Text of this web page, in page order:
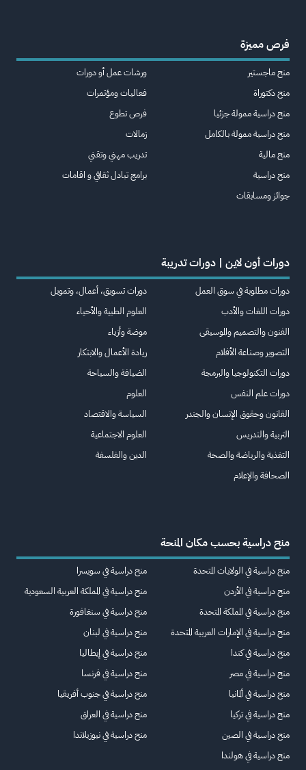
فرص مميزة
منح ماجستير
منح دكتوراة
منح دراسية ممولة جزئيا
منح دراسية ممولة بالكامل
منح مالية
منح دراسية
جوائز ومسابقات
ورشات عمل أو دورات
فعاليات ومؤتمرات
فرص تطوع
زمالات
تدريب مهني وتقني
برامج تبادل ثقافي و اقامات
دورات أون لاين | دورات تدريبة
دورات مطلوبة في سوق العمل
دورات اللغات والأدب
الفنون والتصميم والموسيقى
التصوير وصناعة الأفلام
دورات التكنولوجيا والبرمجة
دورات علم النفس
القانون وحقوق الإنسان والجندر
التربية والتدريس
التغذية والرياضة والصحة
الصحافة والإعلام
دورات تسويق، أعمال، وتمويل
العلوم الطبية والأحياء
موضة وأزياء
ريادة الأعمال والابتكار
الضيافة والسياحة
العلوم
السياسة والاقتصاد
العلوم الاجتماعية
الدين والفلسفة
منح دراسية بحسب مكان المنحة
منح دراسية في الولايات المتحدة
منح دراسية في الأردن
منح دراسية في المملكة المتحدة
منح دراسية في الإمارات العربية المتحدة
منح دراسية في كندا
منح دراسية في مصر
منح دراسية في ألمانيا
منح دراسية في تركيا
منح دراسية في الصين
منح دراسية في هولندا
منح دراسية في سويسرا
منح دراسية في المملكة العربية السعودية
منح دراسية في سنغافورة
منح دراسية في لبنان
منح دراسية في إيطاليا
منح دراسية في فرنسا
منح دراسية في جنوب أفريقيا
منح دراسية في العراق
منح دراسية في نيوزيلاندا